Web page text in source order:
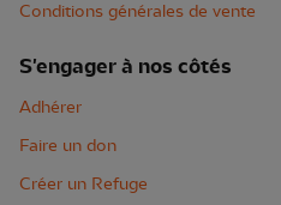
Conditions générales de vente
S'engager à nos côtés
Adhérer
Faire un don
Créer un Refuge